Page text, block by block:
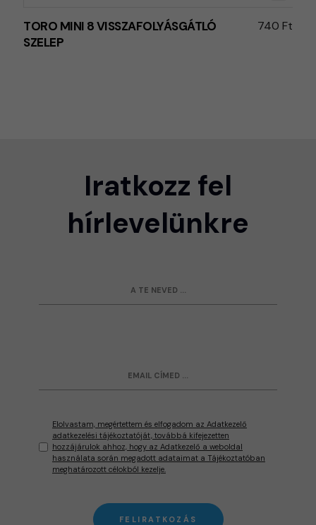
TORO MINI 8 VISSZAFOLYÁSGÁTLÓ
SZELEP
740 Ft
Iratkozz fel
hírlevelünkre
Elolvastam, megértettem és elfogadom az Adatkezelő
adatkezelési tájékoztatóját, továbbá kifejezetten
hozzájárulok ahhoz, hogy az Adatkezelő a weboldal
használata során megadott adataimat a Tájékoztatóban
meghatározott célokból kezelje.
FELIRATKOZÁS